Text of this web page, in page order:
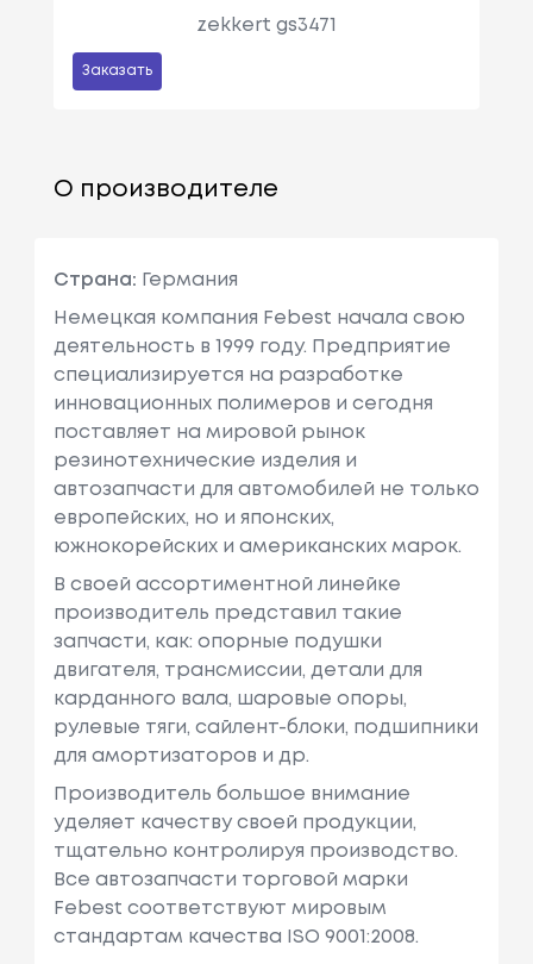
zekkert gs3471
Заказать
О производителе
Страна: Германия
Немецкая компания Febest начала свою
деятельность в 1999 году. Предприятие
специализируется на разработке
инновационных полимеров и сегодня
поставляет на мировой рынок
резинотехнические изделия и
автозапчасти для автомобилей не только
европейских, но и японских,
южнокорейских и американских марок.
В своей ассортиментной линейке
производитель представил такие
запчасти, как: опорные подушки
двигателя, трансмиссии, детали для
карданного вала, шаровые опоры,
рулевые тяги, сайлент-блоки, подшипники
для амортизаторов и др.
Производитель большое внимание
уделяет качеству своей продукции,
тщательно контролируя производство.
Все автозапчасти торговой марки
Febest соответствуют мировым
стандартам качества ISO 9001:2008.